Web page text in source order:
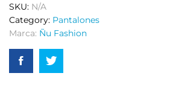
SKU: N/A
Category: Pantalones
Marca: Ñu Fashion